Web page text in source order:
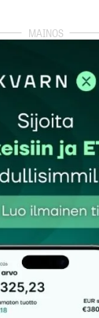
ei julkaista.
*